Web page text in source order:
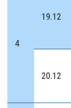
4
19.12
20.12